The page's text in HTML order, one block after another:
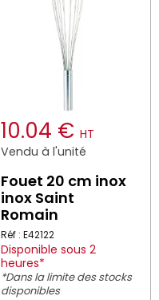
10.04 € HT
Vendu à l'unité
Fouet 20 cm inox
inox Saint
Romain
Réf : E42122
Disponible sous 2
heures*
*Dans la limite des stocks
disponibles